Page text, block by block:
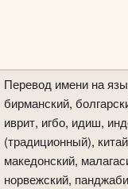
Перевод имени на
бирманский,
иврит, игбо, идиш,
(традиционный),
македонский,
норвежский,